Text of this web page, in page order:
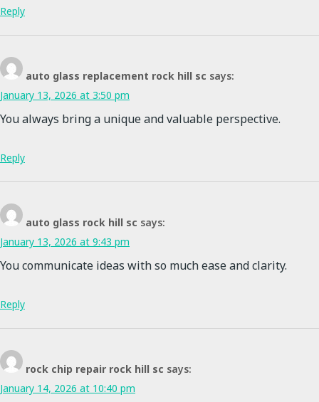
Reply
auto glass replacement rock hill sc says:
January 13, 2026 at 3:50 pm
You always bring a unique and valuable perspective.
Reply
auto glass rock hill sc says:
January 13, 2026 at 9:43 pm
You communicate ideas with so much ease and clarity.
Reply
rock chip repair rock hill sc says:
January 14, 2026 at 10:40 pm